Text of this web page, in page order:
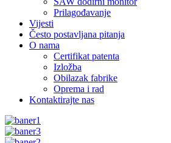
Prilagođavanje
Vijesti
Često postavljana pitanja
O nama
Certifikat patenta
Izložba
Obilazak fabrike
Oprema i rad
Kontaktirajte nas